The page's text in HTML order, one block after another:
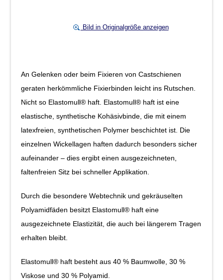
Bild in Originalgröße anzeigen
An Gelenken oder beim Fixieren von Castschienen
geraten herkömmliche Fixierbinden leicht ins Rutschen.
Nicht so Elastomull® haft. Elastomull® haft ist eine
elastische, synthetische Kohäsivbinde, die mit einem
latexfreien, synthetischen Polymer beschichtet ist. Die
einzelnen Wickellagen haften dadurch besonders sicher
aufeinander – dies ergibt einen ausgezeichneten,
faltenfreien Sitz bei schneller Applikation.
Durch die besondere Webtechnik und gekräuselten
Polyamidfäden besitzt Elastomull® haft eine
ausgezeichnete Elastizität, die auch bei längerem Tragen
erhalten bleibt.
Elastomull® haft besteht aus 40 % Baumwolle, 30 %
Viskose und 30 % Polyamid.